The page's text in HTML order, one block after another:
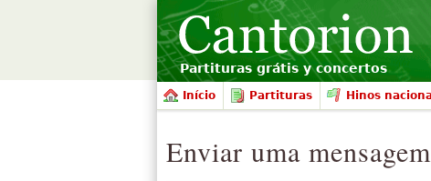
Partituras grátis y concertos
Início Partituras Hinos
Enviar uma